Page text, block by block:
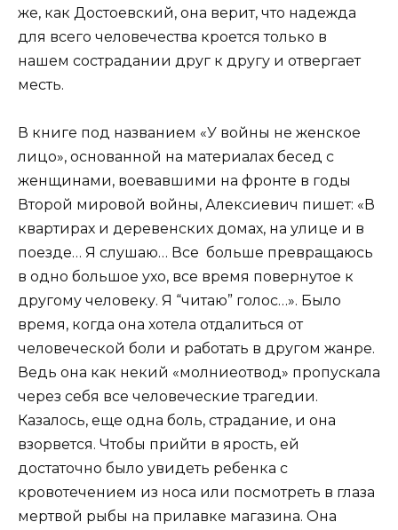
же, как Достоевский, она верит, что надежда
для всего человечества кроется только в
нашем сострадании друг к другу и отвергает
месть.
В книге под названием «У войны не женское
лицо», основанной на материалах бесед с
женщинами, воевавшими на фронте в годы
Второй мировой войны, Алексиевич пишет: «В
квартирах и деревенских домах, на улице и в
поезде… Я слушаю… Все больше превращаюсь
в одно большое ухо, все время повернутое к
другому человеку. Я “читаю” голос…». Было
время, когда она хотела отдалиться от
человеческой боли и работать в другом жанре.
Ведь она как некий «молниеотвод» пропускала
через себя все человеческие трагедии.
Казалось, еще одна боль, страдание, и она
взорвется. Чтобы прийти в ярость, ей
достаточно было увидеть ребенка с
кровотечением из носа или посмотреть в глаза
мертвой рыбы на прилавке магазина. Она